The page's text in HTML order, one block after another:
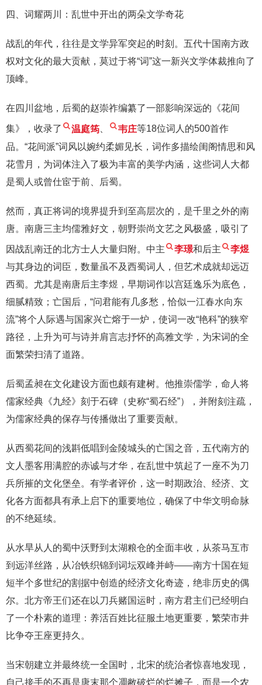
四、词耀两川：乱世中开出的两朵文学奇花
战乱的年代，往往是文学异军突起的时刻。五代十国南方政
权对文化的最大贡献，莫过于将“词”这一新兴文学体裁推向了
顶峰。
在四川盆地，后蜀的赵崇祚编纂了一部影响深远的《花间
集》，收录了 温庭筠、 韦庄等18位词人的500首作
品。“花间派”词风以婉约柔媚见长，词作多描绘闺阁情思和风
花雪月，为词体注入了极为丰富的美学内涵，这些词人大都
是蜀人或曾仕宦于前、后蜀。
然而，真正将词的境界提升到至高层次的，是千里之外的南
唐。南唐三主均儒雅好文，朝野崇尚文艺之风极盛，吸引了
因战乱南迁的北方士人大量归附。中主 李璟和后主
李煜
与其身边的词臣，数量虽不及西蜀词人，但艺术成就却远迈
西蜀。尤其是南唐后主李煜，早期词作以宫廷逸乐为底色，
细腻精致；亡国后，“问君能有几多愁，恰似一江春水向东
流”将个人际遇与国家兴亡熔于一炉，使词一改“艳科”的狭窄
路径，上升为可与诗并肩言志抒怀的高雅文学，为宋词的全
面繁荣扫清了道路。
后蜀孟昶在文化建设方面也颇有建树。他推崇儒学，命人将
儒家经典《九经》刻于石碑（史称“蜀石经”），并附刻注疏，
为儒家经典的保存与传播做出了重要贡献。
从西蜀花间的浅斟低唱到金陵城头的亡国之音，五代南方的
文人墨客用满腔的赤诚与才华，在乱世中筑起了一座不为刀
兵所摧的文化堡垒。有学者评价，这一时期政治、经济、文
化各方面都具有承上启下的重要地位，确保了中华文明命脉
的不绝延续。
从水旱从人的蜀中沃野到太湖粮仓的全面丰收，从茶马互市
到远洋丝路，从冶铁织锦到词坛双峰并峙——南方十国在短
短半个多世纪的割据中创造的经济文化奇迹，绝非历史的偶
尔。北方帝王们还在以刀兵赌国运时，南方君主们已经明白
了一个朴素的道理：养活百姓比征服土地更重要，繁荣市井
比争夺王座更持久。
当宋朝建立并最终统一全国时，北宋的统治者惊喜地发现，
自己接手的不再是唐末那个凋敝破烂的烂摊子，而是一个农